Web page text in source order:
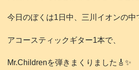
今日のぼくは1日中、三川イオンの中
アコースティックギター1本で、
Mr.Childrenを弾きまくりました🎸✨